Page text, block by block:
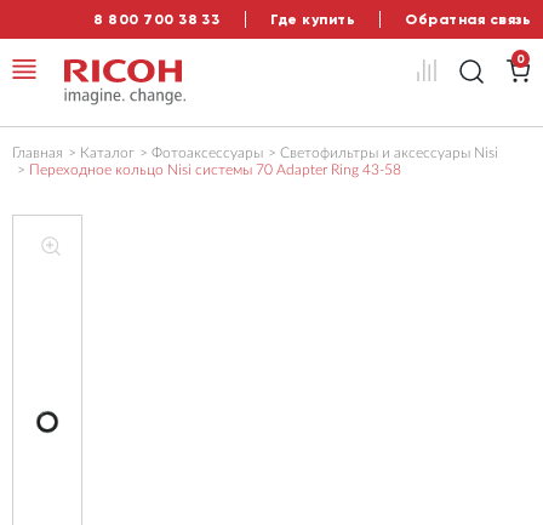
8 800 700 38 33 Где купить Обратная связь
0
Главная Каталог Фотоаксессуары
Светофильтры и аксессуары Nisi
Переходное кольцо Nisi системы 70 Adapter Ring 43-58